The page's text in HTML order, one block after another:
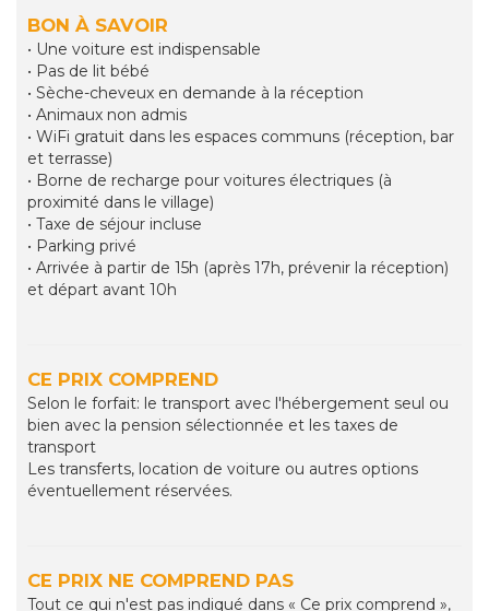
BON À SAVOIR
• Une voiture est indispensable
• Pas de lit bébé
• Sèche-cheveux en demande à la réception
• Animaux non admis
• WiFi gratuit dans les espaces communs (réception, bar
et terrasse)
• Borne de recharge pour voitures électriques (à
proximité dans le village)
• Taxe de séjour incluse
• Parking privé
• Arrivée à partir de 15h (après 17h, prévenir la réception)
et départ avant 10h
CE PRIX COMPREND
Selon le forfait: le transport avec l'hébergement seul ou
bien avec la pension sélectionnée et les taxes de
transport
Les transferts, location de voiture ou autres options
éventuellement réservées.
CE PRIX NE COMPREND PAS
Tout ce qui n'est pas indiqué dans « Ce prix comprend »,